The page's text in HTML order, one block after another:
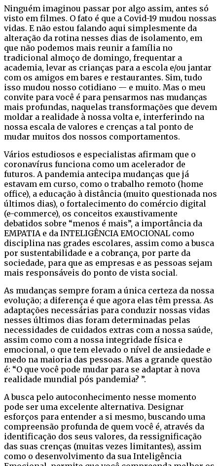
Ninguém imaginou passar por algo assim, antes só
visto em filmes. O fato é que a Covid-19 mudou nossas
vidas. E não estou falando aqui simplesmente da
alteração da rotina nesses dias de isolamento, em
que não podemos mais reunir a família no
tradicional almoço de domingo, frequentar a
academia, levar as crianças para a escola e/ou jantar
com os amigos em bares e restaurantes. Sim, tudo
isso mudou nosso cotidiano — e muito. Mas o meu
convite para você é para pensarmos nas mudanças
mais profundas, naquelas transformações que devem
moldar a realidade à nossa volta e, interferindo na
nossa escala de valores e crenças a tal ponto de
mudar muitos dos nossos comportamentos.
Vários estudiosos e especialistas afirmam que o
coronavírus funciona como um acelerador de
futuros. A pandemia antecipa mudanças que já
estavam em curso, como o trabalho remoto (home
office), a educação à distância (muito questionada nos
últimos dias), o fortalecimento do comércio digital
(e-commerce), os conceitos exaustivamente
debatidos sobre “menos é mais”, a importância da
EMPATIA e da INTELIGÊNCIA EMOCIONAL como
disciplina nas grades escolares, assim como a busca
por sustentabilidade e a cobrança, por parte da
sociedade, para que as empresas e as pessoas sejam
mais responsáveis do ponto de vista social.
As mudanças sempre foram a única certeza da nossa
evolução; a diferença é que agora elas têm pressa. As
adaptações necessárias para conduzir nossas vidas
nesses últimos dias foram determinadas pelas
necessidades de cuidados extras com a nossa saúde,
assim como com a nossa integridade física e
emocional, o que tem elevado o nível de ansiedade e
medo na maioria das pessoas. Mas a grande questão
é: “O que você pode mudar para se adaptar à nova
realidade mundial pós pandemia? ”.
A busca pelo autoconhecimento nesse momento
pode ser uma excelente alternativa. Designar
esforços para entender a si mesmo, buscando uma
compreensão profunda de quem você é, através da
identificação dos seus valores, da ressignificação
das suas crenças (muitas vezes limitantes), assim
como o desenvolvimento da sua Inteligência